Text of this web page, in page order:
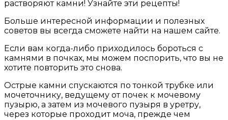
растворяют камни! Узнайте эти рецепты!
Больше интересной информации и полезных
советов вы всегда сможете найти на нашем сайте.
Если вам когда-либо приходилось бороться с
камнями в почках, мы можем поспорить, что вы не
хотите повторить это снова.
Острые камни спускаются по тонкой трубке или
мочеточнику, ведущему от почек к мочевому
пузырю, а затем из мочевого пузыря в уретру,
через которые проходит моча, прежде чем